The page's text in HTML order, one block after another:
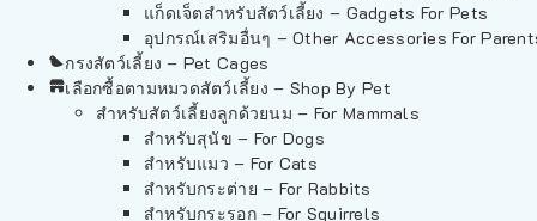
แก็ดเจ็ตสำหรับสัตว์เลี้ยง – Gadgets For Pets
อุปกรณ์เสริมอื่นๆ – Other Accessories For
กรงสัตว์เลี้ยง – Pet Cages
เลือกซื้อตามหมวดสัตว์เลี้ยง – Shop By Pet
สำหรับสัตว์เลี้ยงลูกด้วยนม – For Mammals
สำหรับสุนัข – For Dogs
สำหรับแมว – For Cats
สำหรับกระต่าย – For Rabbits
สำหรับกระรอก – For Squirrels